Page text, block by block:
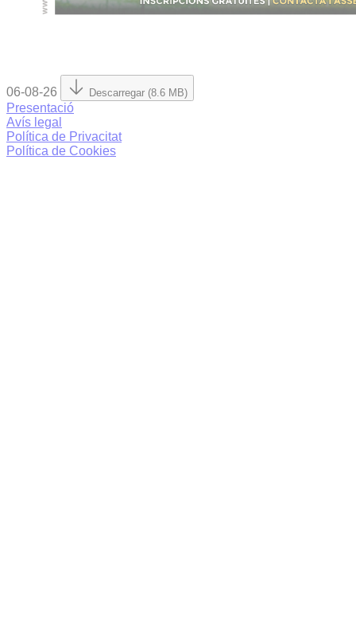
06-08-26 Descarregar (8.6 MB)
Presentació
Avís legal
Política de Privacitat
Política de Cookies